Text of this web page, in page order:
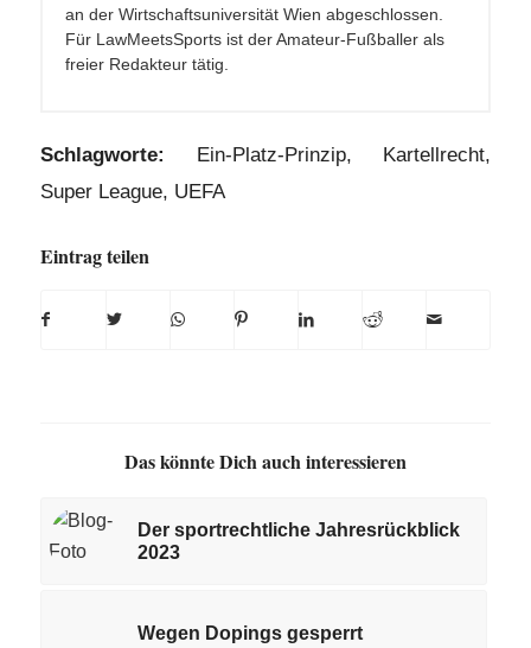
an der Wirtschaftsuniversität Wien abgeschlossen.
Für LawMeetsSports ist der Amateur-Fußballer als
freier Redakteur tätig.
Schlagworte: Ein-Platz-Prinzip, Kartellrecht,
Super League, UEFA
Eintrag teilen
Das könnte Dich auch interessieren
Der sportrechtliche Jahresrückblick
2023
Wegen Dopings gesperrt